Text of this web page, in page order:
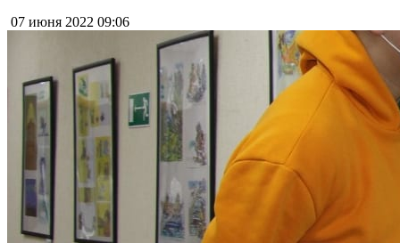
07 июня 2022 09:06